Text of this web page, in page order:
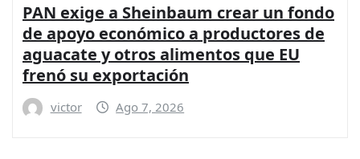
PAN exige a Sheinbaum crear un fondo
de apoyo económico a productores de
aguacate y otros alimentos que EU
frenó su exportación
victor Ago 7, 2026